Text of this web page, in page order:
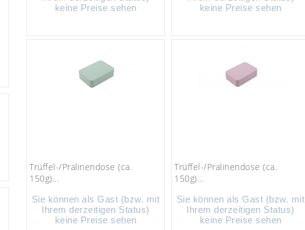
keine Preise sehen
keine Preise sehen
Trüffel-/Pralinendose (ca.
150g)...
Sie können als Gast (bzw. mit
Ihrem derzeitigen Status)
keine Preise sehen
Trüffel-/Pralinendose (ca.
150g)...
Sie können als Gast (bzw. mit
Ihrem derzeitigen Status)
keine Preise sehen